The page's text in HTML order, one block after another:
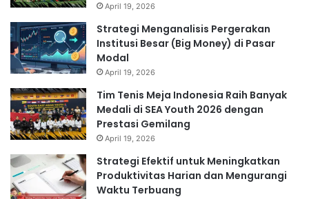
April 19, 2026
Strategi Menganalisis Pergerakan
Institusi Besar (Big Money) di Pasar
Modal
April 19, 2026
Tim Tenis Meja Indonesia Raih Banyak
Medali di SEA Youth 2026 dengan
Prestasi Gemilang
April 19, 2026
Strategi Efektif untuk Meningkatkan
Produktivitas Harian dan Mengurangi
Waktu Terbuang